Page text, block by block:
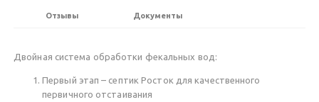
Отзывы Документы
Двойная система обработки фекальных вод:
Первый этап – септик Росток для качественного
первичного отстаивания